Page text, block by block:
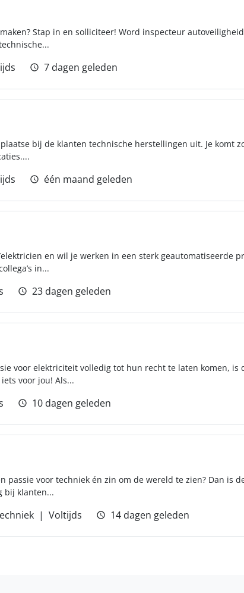
Stap in en solliciteer! Word inspecteur
7 dagen geleden
bij de klanten technische herstellingen uit. Je komt
één maand geleden
en wil je werken in een sterk geautomatiseerde
in...
23 dagen geleden
voor elektriciteit volledig tot hun recht te laten komen, is
voor jou! Als...
10 dagen geleden
passie voor techniek én zin om de wereld te zien? Dan is
bij klanten...
Voltijds 14 dagen geleden